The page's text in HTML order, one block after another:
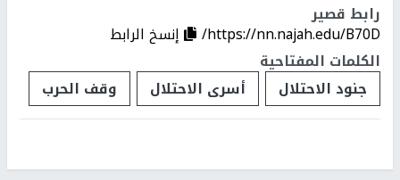
رابط قصير
https://nn.najah.edu/B70D/
إنسخ الرابط
الكلمات المفتاحية
جنود الاحتلال
أسرى الاحتلال وقف الحرب